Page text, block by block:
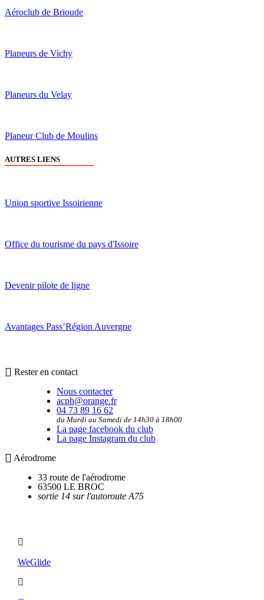
Aéroclub de Brioude
Planeurs de Vichy
Planeurs du Velay
Planeur Club de Moulins
AUTRES LIENS
Union sportive Issoirienne
Office du tourisme du pays d'Issoire
Devenir pilote de ligne
Avantages Pass’Région Auvergne
Rester en contact
Nous contacter
acph@orange.fr
04 73 89 16 62
du Mardi au Samedi de 14h30 à 18h00
La page facebook du club
La page Instagram du club
Aérodrome
33 route de l'aérodrome
63500 LE BROC
sortie 14 sur l'autoroute A75
WeGlide